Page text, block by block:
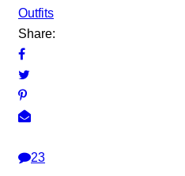
Outfits
Share:
23